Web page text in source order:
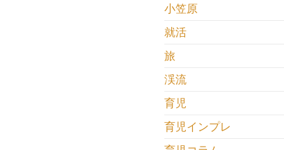
小笠原
就活
旅
渓流
育児
育児インプレ